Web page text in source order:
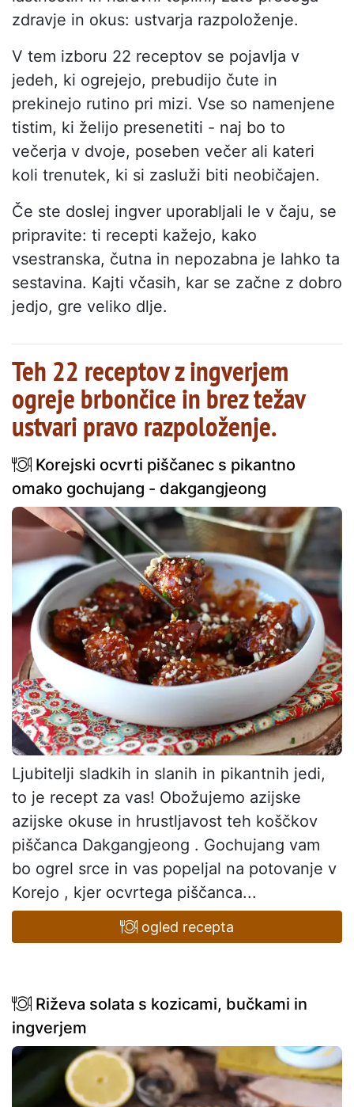
zdravje in okus: ustvarja razpoloženje.
V tem izboru 22 receptov se pojavlja v
jedeh, ki ogrejejo, prebudijo čute in
prekinejo rutino pri mizi. Vse so namenjene
tistim, ki želijo presenetiti - naj bo to
večerja v dvoje, poseben večer ali kateri
koli trenutek, ki si zasluži biti neobičajen.
Če ste doslej ingver uporabljali le v čaju, se
pripravite: ti recepti kažejo, kako
vsestranska, čutna in nepozabna je lahko ta
sestavina. Kajti včasih, kar se začne z dobro
jedjo, gre veliko dlje.
Teh 22 receptov z ingverjem
ogreje brbončice in brez težav
ustvari pravo razpoloženje.
Korejski ocvrti piščanec s pikantno
omako gochujang - dakgangjeong
Ljubitelji sladkih in slanih in pikantnih jedi,
to je recept za vas! Obožujemo azijske
azijske okuse in hrustljavost teh koščkov
piščanca Dakgangjeong . Gochujang vam
bo ogrel srce in vas popeljal na potovanje v
Korejo , kjer ocvrtega piščanca...
ogled recepta
Riževa solata s kozicami, bučkami in
ingverjem